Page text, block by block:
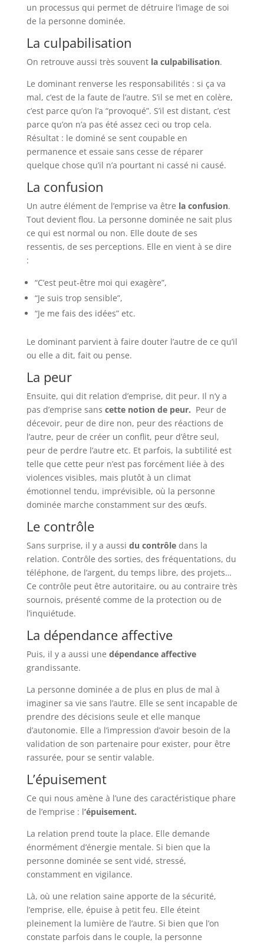
un processus qui permet de détruire l’image de soi
de la personne dominée.
La culpabilisation
On retrouve aussi très souvent la culpabilisation.
Le dominant renverse les responsabilités : si ça va
mal, c’est de la faute de l’autre. S’il se met en colère,
c’est parce qu’on l’a “provoqué”. S’il est distant, c’est
parce qu’on n’a pas été assez ceci ou trop cela.
Résultat : le dominé se sent coupable en
permanence et essaie sans cesse de réparer
quelque chose qu’il n’a pourtant ni cassé ni causé.
La confusion
Un autre élément de l’emprise va être la confusion.
Tout devient flou. La personne dominée ne sait plus
ce qui est normal ou non. Elle doute de ses
ressentis, de ses perceptions. Elle en vient à se dire
:
“C’est peut-être moi qui exagère”,
“Je suis trop sensible”,
“Je me fais des idées” etc.
Le dominant parvient à faire douter l’autre de ce qu’il
ou elle a dit, fait ou pense.
La peur
Ensuite, qui dit relation d’emprise, dit peur. Il n’y a
pas d’emprise sans cette notion de peur. Peur de
décevoir, peur de dire non, peur des réactions de
l’autre, peur de créer un conflit, peur d’être seul,
peur de perdre l’autre etc. Et parfois, la subtilité est
telle que cette peur n’est pas forcément liée à des
violences visibles, mais plutôt à un climat
émotionnel tendu, imprévisible, où la personne
dominée marche constamment sur des œufs.
Le contrôle
Sans surprise, il y a aussi du contrôledans la
relation. Contrôle des sorties, des fréquentations, du
téléphone, de l’argent, du temps libre, des projets…
Ce contrôle peut être autoritaire, ou au contraire très
sournois, présenté comme de la protection ou de
l’inquiétude.
La dépendance affective
Puis, il y a aussi une dépendance affective
grandissante.
La personne dominée a de plus en plus de mal à
imaginer sa vie sans l’autre. Elle se sent incapable de
prendre des décisions seule et elle manque
d’autonomie. Elle a l’impression d’avoir besoin de la
validation de son partenaire pour exister, pour être
rassurée, pour se sentir valable.
L’épuisement
Ce qui nous amène à l’une des caractéristique phare
de l’emprise : l’épuisement.
La relation prend toute la place. Elle demande
énormément d’énergie mentale. Si bien que la
personne dominée se sent vidé, stressé,
constamment en vigilance.
Là, où une relation saine apporte de la sécurité,
l’emprise, elle, épuise à petit feu. Elle éteint
pleinement la lumière de l’autre. Si bien que l’on
constate parfois dans le couple, la personne